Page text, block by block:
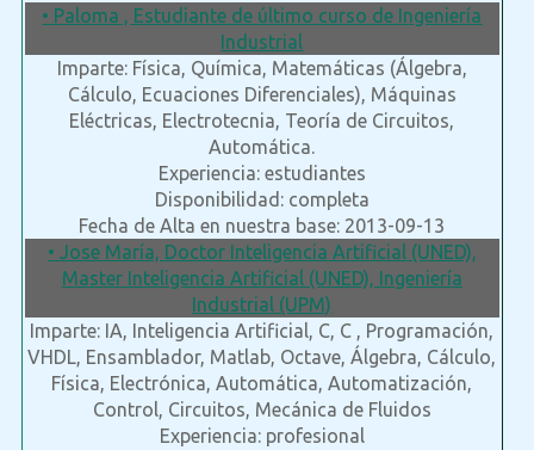
• Paloma , Estudiante de último curso de Ingeniería
Industrial
Imparte: Física, Química, Matemáticas (Álgebra,
Cálculo, Ecuaciones Diferenciales), Máquinas
Eléctricas, Electrotecnia, Teoría de Circuitos,
Automática.
Experiencia: estudiantes
Disponibilidad: completa
Fecha de Alta en nuestra base: 2013-09-13
• Jose María, Doctor Inteligencia Artificial (UNED),
Master Inteligencia Artificial (UNED), Ingeniería
Industrial (UPM)
Imparte: IA, Inteligencia Artificial, C, C , Programación,
VHDL, Ensamblador, Matlab, Octave, Álgebra, Cálculo,
Física, Electrónica, Automática, Automatización,
Control, Circuitos, Mecánica de Fluidos
Experiencia: profesional